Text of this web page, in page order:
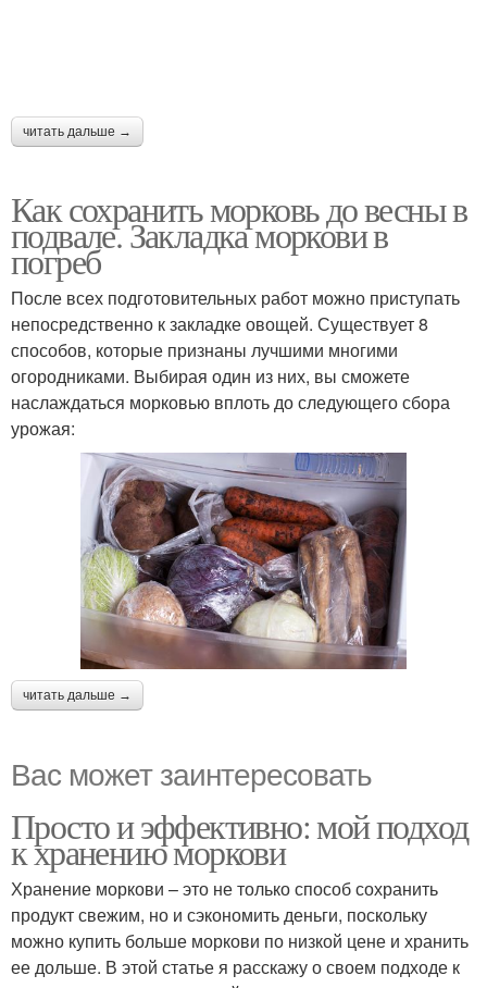
читать дальше →
Как сохранить морковь до весны в
подвале. Закладка моркови в
погреб
После всех подготовительных работ можно приступать
непосредственно к закладке овощей. Существует 8
способов, которые признаны лучшими многими
огородниками. Выбирая один из них, вы сможете
наслаждаться морковью вплоть до следующего сбора
урожая:
читать дальше →
Вас может заинтересовать
Просто и эффективно: мой подход
к хранению моркови
Хранение моркови – это не только способ сохранить
продукт свежим, но и сэкономить деньги, поскольку
можно купить больше моркови по низкой цене и хранить
ее дольше. В этой статье я расскажу о своем подходе к